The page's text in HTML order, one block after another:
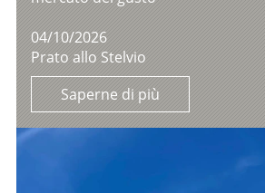
04/10/2026
Prato allo Stelvio
Saperne di più